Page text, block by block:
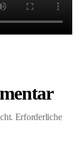
Erforderliche